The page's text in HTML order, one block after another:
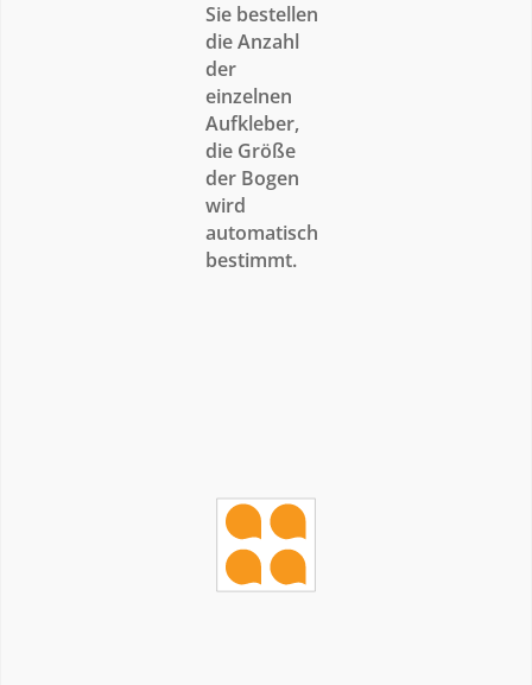
Sie bestellen
die Anzahl
der
einzelnen
Aufkleber,
die Größe
der Bogen
wird
automatisch
bestimmt.